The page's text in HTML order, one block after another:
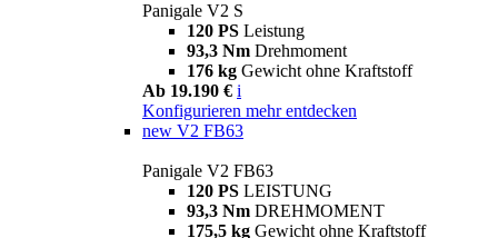
Panigale V2 S
120 PS Leistung
93,3 Nm Drehmoment
176 kg Gewicht ohne Kraftstoff
Ab 19.190 € i
Konfigurieren mehr entdecken
new V2 FB63
Panigale V2 FB63
120 PS LEISTUNG
93,3 Nm DREHMOMENT
175,5 kg Gewicht ohne Kraftstoff